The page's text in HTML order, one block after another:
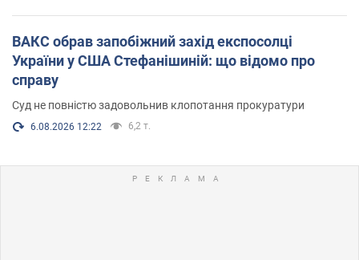
ВАКС обрав запобіжний захід експосолці
України у США Стефанішиній: що відомо про
справу
Суд не повністю задовольнив клопотання прокуратури
6.08.2026 12:22 6,2 т.